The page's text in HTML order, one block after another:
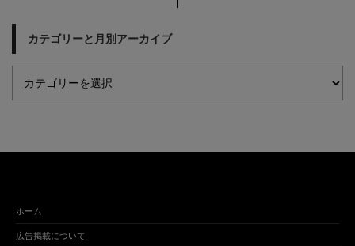
カテゴリーと月別アーカイブ
ホーム
広告掲載について